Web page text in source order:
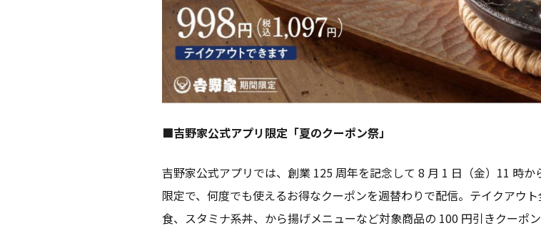
■吉野家公式アプリ限定「夏のクーポン祭」
吉野家公式アプリでは、創業 125 周年を記念して 8 月 1 日（金）11 時
限定で、何度でも使えるお得なクーポンを週替わりで配信。テイクアウ
食、スタミナ系丼、から揚げメニューなど対象商品の 100 円引きクーポン